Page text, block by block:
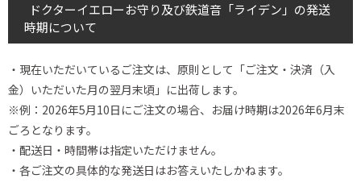
ドクターイエローお守り及び鉄道音「ライデン」の発送
時期について
・現在いただいているご注文は、原則として「ご注文・決済（入
金）いただいた月の翌月末頃」に出荷します。
※例：2026年5月10日にご注文の場合、お届け時期は2026年6月末
ごろとなります。
・配送日・時間帯は指定いただけません。
・各ご注文の具体的な発送日はお答えいたしかねます。